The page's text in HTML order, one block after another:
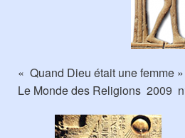
« Quand Dieu était une
Le Monde des Religions 2009